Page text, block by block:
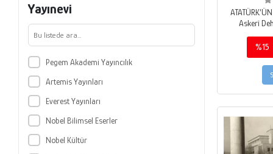
Cinius Yayınları
Çizgi Kitabevi Yayınları
Çınar Yayınları
Cumhuriyet Kitapları
De Ki Yayınları
Dergah Yayınları
Oyhan Hasan Bıldırki
Hüner Tuncer
Murat Kacar
Dinçer Demirkent
Mustafa Kemal Atatürk
Ömer Özcan
Yayınevi
Pegem Akademi Yayıncılık
Artemis Yayınları
Everest Yayınları
Nobel Bilimsel Eserler
Nobel Kültür
Askerî
%15